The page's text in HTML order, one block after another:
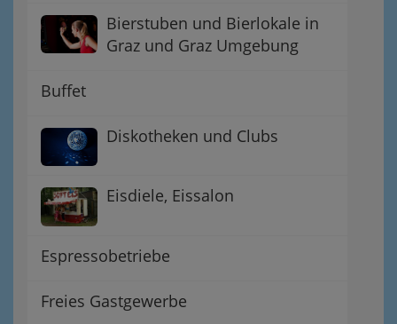
Bierstuben und Bierlokale in
Graz und Graz Umgebung
Buffet
Diskotheken und Clubs
Eisdiele, Eissalon
Espressobetriebe
Freies Gastgewerbe